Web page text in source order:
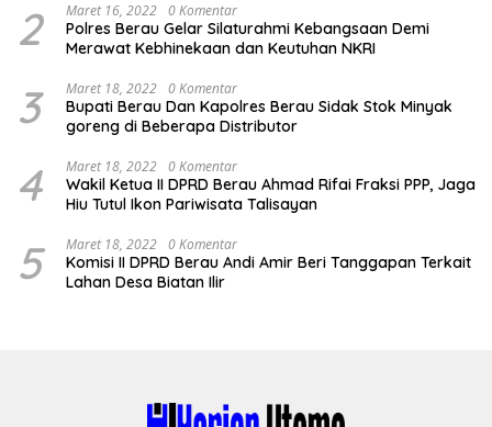
2 Maret 16, 2022 0 Komentar
Polres Berau Gelar Silaturahmi Kebangsaan Demi
Merawat Kebhinekaan dan Keutuhan NKRI
3 Maret 18, 2022 0 Komentar
Bupati Berau Dan Kapolres Berau Sidak Stok Minyak
goreng di Beberapa Distributor
4 Maret 18, 2022 0 Komentar
Wakil Ketua II DPRD Berau Ahmad Rifai Fraksi PPP, Jaga
Hiu Tutul Ikon Pariwisata Talisayan
5 Maret 18, 2022 0 Komentar
Komisi II DPRD Berau Andi Amir Beri Tanggapan Terkait
Lahan Desa Biatan Ilir